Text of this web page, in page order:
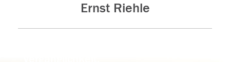
Ernst Riehle